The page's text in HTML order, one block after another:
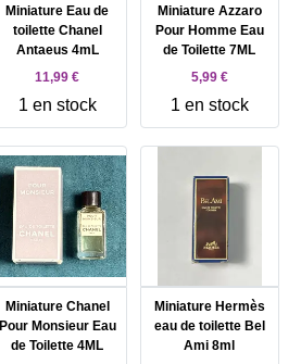
Miniature Eau de
toilette Chanel
Antaeus 4mL
11,99 €
1 en stock
Miniature Azzaro
Pour Homme Eau
de Toilette 7ML
5,99 €
1 en stock
Miniature Chanel
Pour Monsieur Eau
de Toilette 4ML
Miniature Hermès
eau de toilette Bel
Ami 8ml